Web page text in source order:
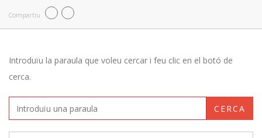
Compartiu
Introduïu la paraula que voleu cercar i feu clic en el botó de
cerca.
CERCA